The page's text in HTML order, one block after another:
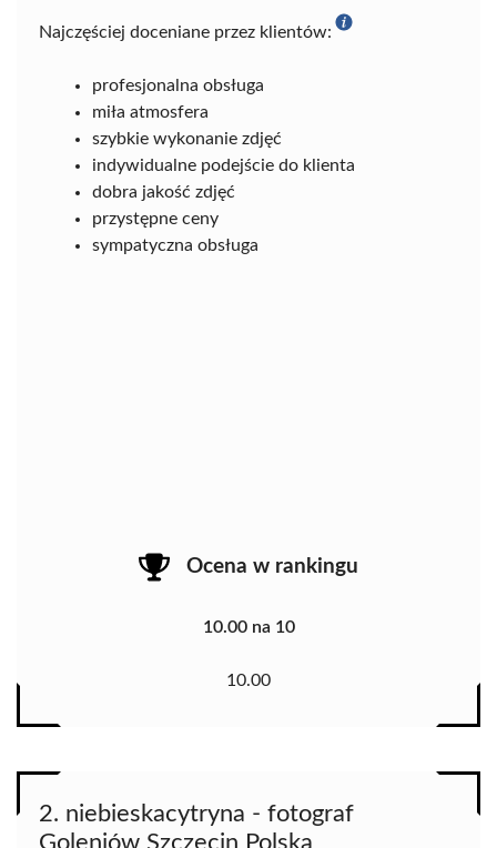
Najczęściej doceniane przez klientów:
profesjonalna obsługa
miła atmosfera
szybkie wykonanie zdjęć
indywidualne podejście do klienta
dobra jakość zdjęć
przystępne ceny
sympatyczna obsługa
Ocena w rankingu
10.00 na 10
10.00
2. niebieskacytryna - fotograf
Goleniów Szczecin Polska